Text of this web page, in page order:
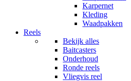
Karpernet
Kleding
Waadpakken
Reels
Bekijk alles
Baitcasters
Onderhoud
Ronde reels
Vliegvis reel